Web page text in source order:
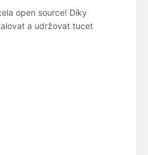
open source! Díky
a udržovat tucet